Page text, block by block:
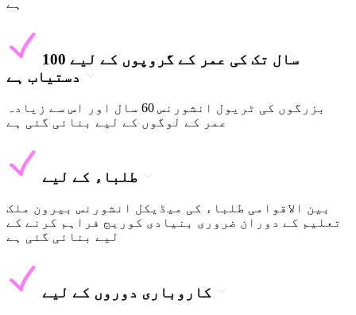
ہے
100 سال تک کی عمر کے گروپوں کے لیے
دستیاب ہے
بزرگوں کی ٹریول انشورنس 60 سال اور اس سے زیادہ
عمر کے لوگوں کے لیے بنائی گئی ہے
طلباء کے لیے
بین الاقوامی طلباء کی میڈیکل انشورنس بیرون ملک
تعلیم کے دوران ضروری بنیادی کوریج فراہم کرنے کے
لیے بنائی گئی ہے
کاروباری دوروں کے لیے